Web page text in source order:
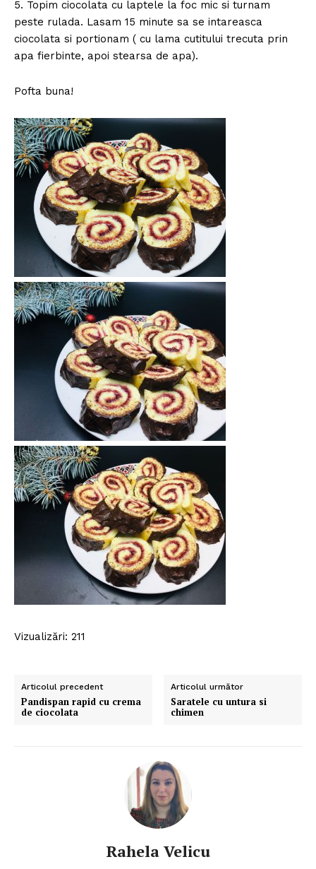
5. Topim ciocolata cu laptele la foc mic si turnam
peste rulada. Lasam 15 minute sa se intareasca
ciocolata si portionam ( cu lama cutitului trecuta prin
apa fierbinte, apoi stearsa de apa).
Pofta buna!
Vizualizări: 211
Articolul precedent
Pandispan rapid cu crema
de ciocolata
Articolul următor
Saratele cu untura si
chimen
Rahela Velicu